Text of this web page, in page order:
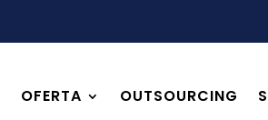
OFERTA OUTSOURCING